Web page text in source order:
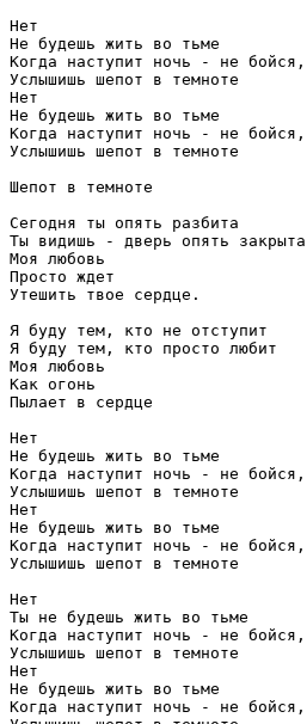
Нет
Не будешь жить во тьме
Когда наступит ночь - не
Услышишь шепот в темноте
Нет
Не будешь жить во тьме
Когда наступит ночь - не
Услышишь шепот в темноте
Шепот в темноте
Сегодня ты опять разбита
Ты видишь - дверь опять закрыта
Моя любовь
Просто ждет
Утешить твое сердце.
Я буду тем, кто не отступит
Я буду тем, кто просто любит
Моя любовь
Как огонь
Пылает в сердце
Нет
Не будешь жить во тьме
Когда наступит ночь - не
Услышишь шепот в темноте
Нет
Не будешь жить во тьме
Когда наступит ночь - не
Услышишь шепот в темноте
Нет
Ты не будешь жить во тьме
Когда наступит ночь - не
Услышишь шепот в темноте
Нет
Не будешь жить во тьме
Когда наступит ночь - не